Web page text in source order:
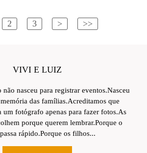
2 3 > >>
VIVI E LUIZ
nasceu para registrar eventos.Nasceu
das famílias.Acreditamos que
um fotógrafo apenas para fazer fotos.As
porque querem lembrar.Porque o
rápido.Porque os filhos...